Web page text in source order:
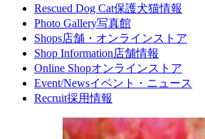
Rescued Dog Cat保護犬猫情報
Photo Gallery写真館
Shops店舗・オンラインストア
Shop Information店舗情報
Online Shopオンラインストア
Event/Newsイベント・ニュース
Recruit採用情報